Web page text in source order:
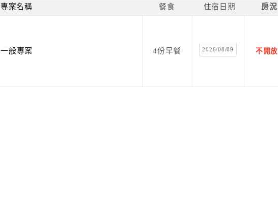
專案名稱 餐食 住宿日期 房況
一般專案 4份早餐 2026/08/09 不開放